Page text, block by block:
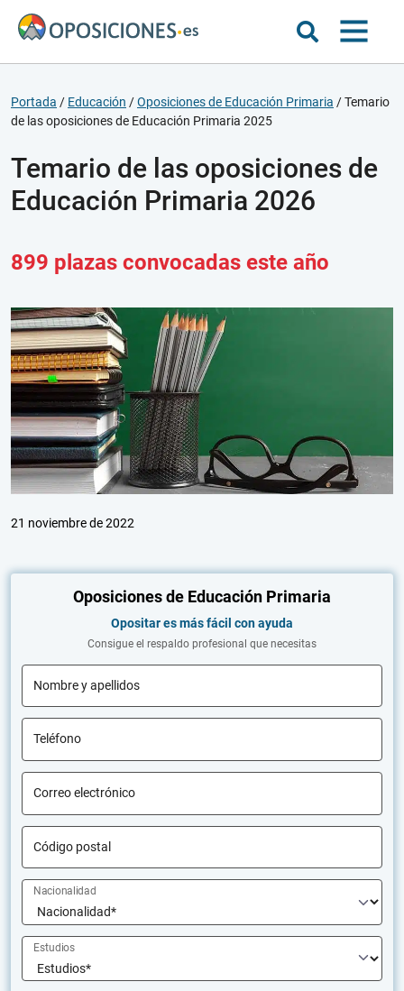
Portada / Educación /Oposiciones de Educación Primaria /Temario
de las oposiciones de Educación Primaria 2025
Temario de las oposiciones de
Educación Primaria 2026
899 plazas convocadas este año
21 noviembre de 2022
Oposiciones de Educación Primaria
Opositar es más fácil con ayuda
Consigue el respaldo profesional que necesitas
Nombre y apellidos
Teléfono
Correo electrónico
Código postal
Nacionalidad
Estudios